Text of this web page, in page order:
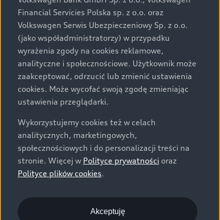
za dopłatą. Wiążące ustalenie ceny, wyposażenia i
specyfikacji pojazdu następują w umowie sprzedaży, a
określenie parametrów technicznych zawiera
świadectwo homologacji typu pojazdu. Zastrzegamy
sobie prawo do zmian i pomyłek. Wszelkie informacje
prezentowane na stronie są aktualne na dzień ich
zamieszczania. W celu uzyskania najnowszych
informacji prosimy kontaktować się z Partnerem Marki
Audi.
Wszystkie produkowane obecnie samochody marki Audi
są wykonywane z materiałów spełniających pod
względem możliwości odzysku i recyklingu wymagania
określone w normie ISO 22628 i są zgodne z
europejskimi świadectwami homologacji wydanymi wg
o.o. podlega obowiązkowi zapewnienia wszystkim
użytkownikom samochodów marki Volkswagen sieci
Financial Servicies Polska sp. z o.o. oraz
Volkswagen Serwis Ubezpieczeniowy Sp. z o.o.
(jako współadministratorzy) w przypadku
wyrażenia zgody na cookies reklamowe,
analityczne i społecznościowe. Użytkownik może
zaakceptować, odrzucić lub zmienić ustawienia
cookies. Może wycofać swoją zgodę zmieniając
ustawienia przeglądarki.
Wykorzystujemy cookies też w celach
analitycznych, marketingowych,
społecznościowych i do personalizacji treści na
stronie. Więcej w Polityce prywatności oraz
Polityce plików cookies.
Akceptuję